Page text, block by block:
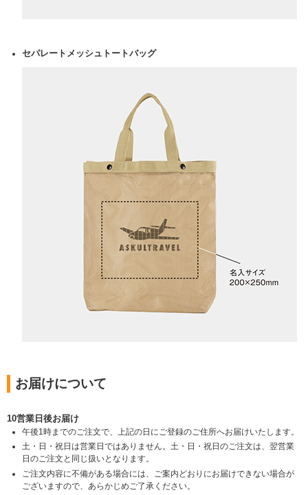
セパレートメッシュトートバッグ
お届けについて
10営業日後お届け
午後1時までのご注文で、上記の日にご登録のご住所へお届けいたします。
土・日・祝日は営業日ではありません。土・日・祝日のご注文は、翌営業
日のご注文と同じ扱いとなります。
ご注文内容に不備がある場合には、ご案内どおりにお届けできない場合が
ございますので、あらかじめご了承ください。